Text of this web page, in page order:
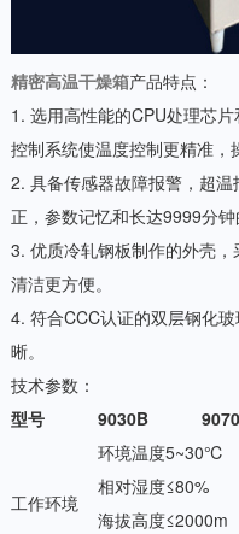
精密高温干燥箱产品特点：
1. 选用高性能的CPU处理芯
控制系统使温度控制更精准，
2. 具备传感器故障报警，超
正，参数记忆和长达9999分钟
3. 优质冷轧钢板制作的外壳，
清洁更方便。
4. 符合CCC认证的双层钢化
晰。
技术参数：
型号
9030B
工作环境
环境温度5~30℃
相对湿度≤80%
海拔高度≤2000m